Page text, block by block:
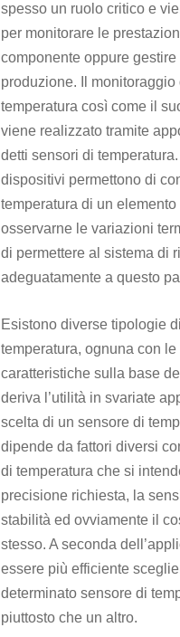
spesso un ruolo critico e
per monitorare le
componente oppure
produzione. Il monitoraggio
temperatura così come il
viene realizzato tramite
detti sensori di
dispositivi permettono di
temperatura di un elemento
osservarne le variazioni
di permettere al sistema di
adeguatamente a questo
Esistono diverse tipologie
temperatura, ognuna con le
caratteristiche sulla base
deriva l’utilità in svariate
scelta di un sensore di
dipende da fattori diversi
di temperatura che si
precisione richiesta, la
stabilità ed ovviamente il
stesso. A seconda
essere più efficiente
determinato sensore di
piuttosto che un altro.